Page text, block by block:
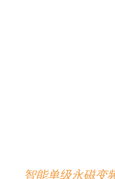
智能单级永磁变